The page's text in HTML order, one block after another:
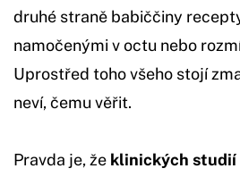
druhé straně babiččiny
namočenými v octu nebo
Uprostřed toho všeho stojí
neví, čemu věřit.
Pravda je, že klinických studií